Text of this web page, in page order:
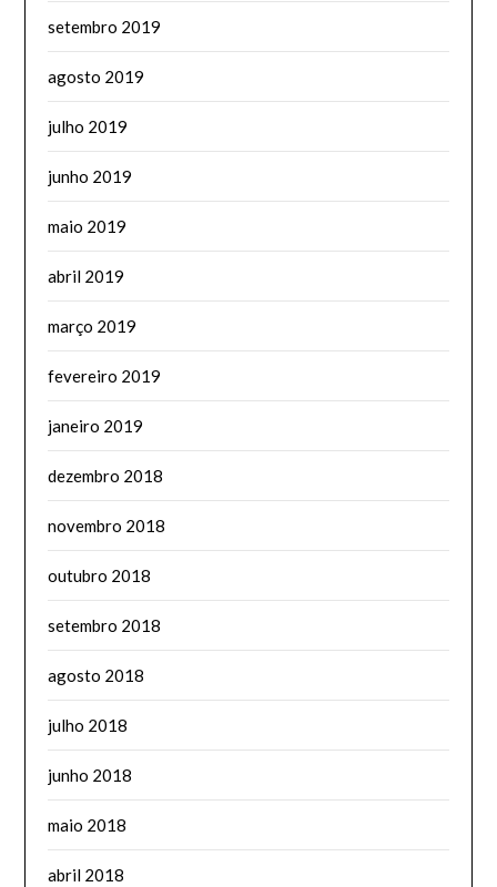
setembro 2019
agosto 2019
julho 2019
junho 2019
maio 2019
abril 2019
março 2019
fevereiro 2019
janeiro 2019
dezembro 2018
novembro 2018
outubro 2018
setembro 2018
agosto 2018
julho 2018
junho 2018
maio 2018
abril 2018